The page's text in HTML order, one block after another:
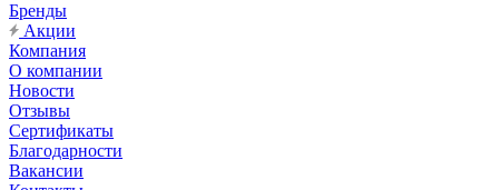
Бренды
Акции
Компания
О компании
Новости
Отзывы
Сертификаты
Благодарности
Вакансии